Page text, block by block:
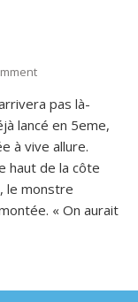
pas là-
lancé en 5eme,
à vive allure.
haut de la côte
le monstre
« On aurait